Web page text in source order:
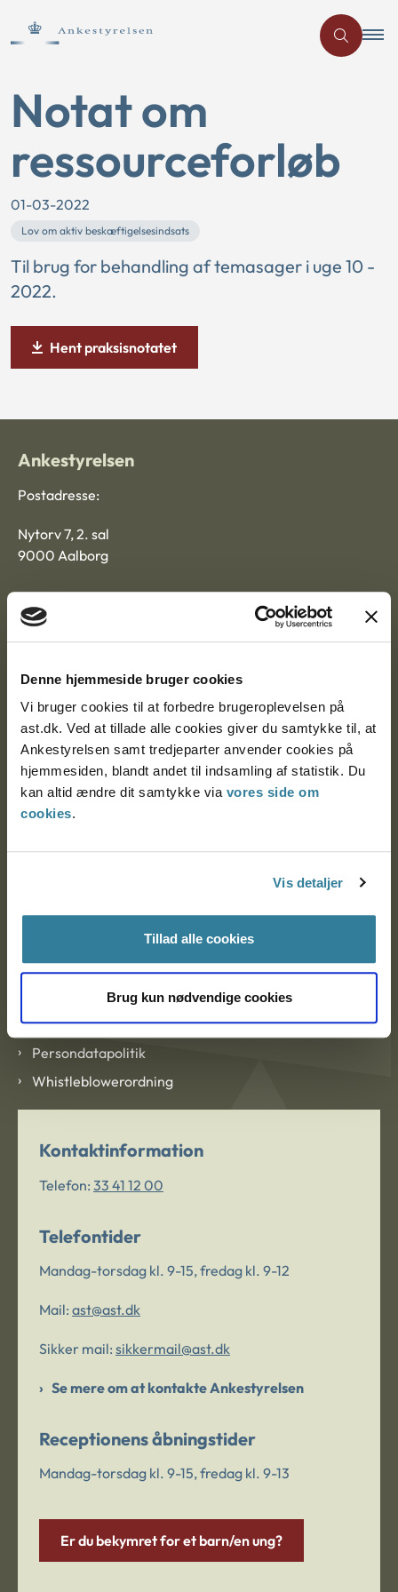
Denne hjemmeside bruger cookies
Vi bruger cookies til at forbedre brugeroplevelsen på
ast.dk. Ved at tillade alle cookies giver du samtykke til, at
Ankestyrelsen samt tredjeparter anvender cookies på
hjemmesiden, blandt andet til indsamling af statistik. Du
kan altid ændre dit samtykke via vores side om
cookies.
Vis detaljer
Tillad alle cookies
Brug kun nødvendige cookies
Notat om
ressourceforløb
01-03-2022
Lov om aktiv beskæftigelsesindsats
Til brug for behandling af temasager i uge 10 -
2022.
Hent praksisnotatet
Ankestyrelsen
Postadresse:
Nytorv 7, 2. sal
9000 Aalborg
Ankestyrelsen Aalborg
Ankestyrelsen København
EAN: 57 98 000 35 48 21
CVR: 1007 4002
Links
Tilgængelighedserklæring
Cookies
Persondatapolitik
Whistleblowerordning
Kontaktinformation
Telefon: 33 41 12 00
Telefontider
Mandag-torsdag kl. 9-15, fredag kl. 9-12
Mail: ast@ast.dk
Sikker mail: sikkermail@ast.dk
Se mere om at kontakte Ankestyrelsen
Receptionens åbningstider
Mandag-torsdag kl. 9-15, fredag kl. 9-13
Er du bekymret for et barn/en ung?